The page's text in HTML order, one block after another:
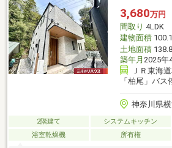
3,680万円
間取り 4LDK
建物面積
土地面積
築年月 2025年
ＪＲ東海
「柏尾」バス
神奈川県
2階建て システムキッチン
浴室乾燥機
所有権